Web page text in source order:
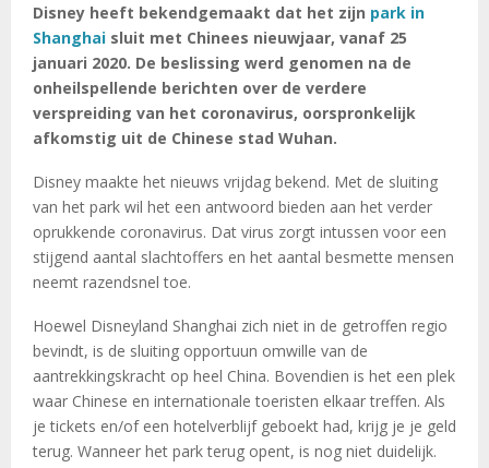
Disney heeft bekendgemaakt dat het zijn park in
Shanghai sluit met Chinees nieuwjaar, vanaf 25
januari 2020. De beslissing werd genomen na de
onheilspellende berichten over de verdere
verspreiding van het coronavirus, oorspronkelijk
afkomstig uit de Chinese stad Wuhan.
Disney maakte het nieuws vrijdag bekend. Met de sluiting
van het park wil het een antwoord bieden aan het verder
oprukkende coronavirus. Dat virus zorgt intussen voor een
stijgend aantal slachtoffers en het aantal besmette mensen
neemt razendsnel toe.
Hoewel Disneyland Shanghai zich niet in de getroffen regio
bevindt, is de sluiting opportuun omwille van de
aantrekkingskracht op heel China. Bovendien is het een plek
waar Chinese en internationale toeristen elkaar treffen. Als
je tickets en/of een hotelverblijf geboekt had, krijg je je geld
terug. Wanneer het park terug opent, is nog niet duidelijk.